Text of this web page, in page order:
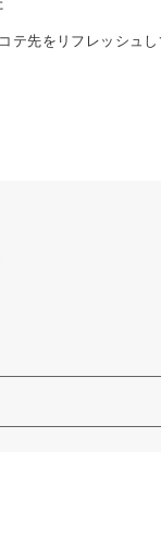
テ先をリフレッシュ